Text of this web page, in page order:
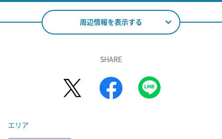
周辺情報を表示する
SHARE
エリア